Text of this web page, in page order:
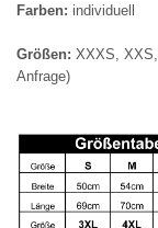
Farben: individuell
Größen: XXXS,
Anfrage)